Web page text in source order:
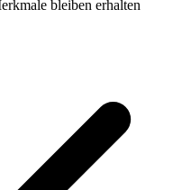
bleiben erhalten